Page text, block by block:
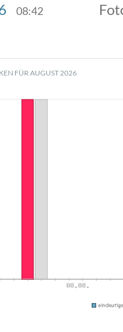
08:42
FÜR AUGUST 2026